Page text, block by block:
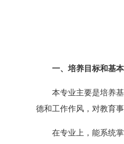
一、培养目标和基本
本专业主要是培养基
德和工作作风，对教育
在专业上，能系统掌